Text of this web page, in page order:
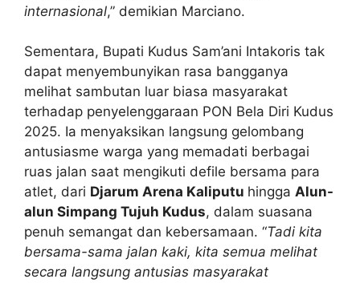
internasional,” demikian Marciano.
Sementara, Bupati Kudus Sam’ani Intakoris tak
dapat menyembunyikan rasa bangganya
melihat sambutan luar biasa masyarakat
terhadap penyelenggaraan PON Bela Diri Kudus
2025. Ia menyaksikan langsung gelombang
antusiasme warga yang memadati berbagai
ruas jalan saat mengikuti defile bersama para
atlet, dari Djarum Arena Kaliputu hingga Alun-
alun Simpang Tujuh Kudus, dalam suasana
penuh semangat dan kebersamaan. “Tadi kita
bersama-sama jalan kaki, kita semua melihat
secara langsung antusias masyarakat